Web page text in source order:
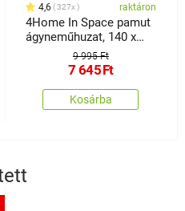
4,6 327x raktáron
4Home In Space pamut
ágyneműhuzat, 140 x
200 cm, 70 x 90 cm
9 995 Ft
7 645Ft
Kosárba